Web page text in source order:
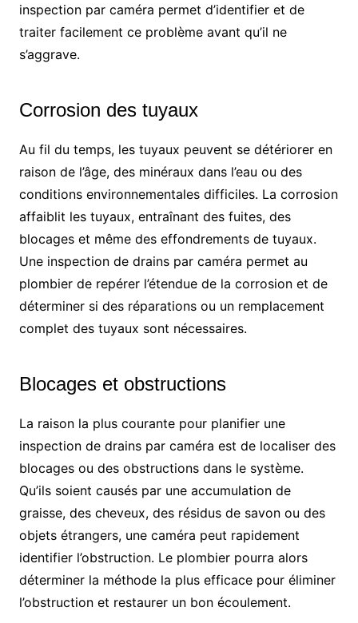
inspection par caméra permet d’identifier et de
traiter facilement ce problème avant qu’il ne
s’aggrave.
Corrosion des tuyaux
Au fil du temps, les tuyaux peuvent se détériorer en
raison de l’âge, des minéraux dans l’eau ou des
conditions environnementales difficiles. La corrosion
affaiblit les tuyaux, entraînant des fuites, des
blocages et même des effondrements de tuyaux.
Une inspection de drains par caméra permet au
plombier de repérer l’étendue de la corrosion et de
déterminer si des réparations ou un remplacement
complet des tuyaux sont nécessaires.
Blocages et obstructions
La raison la plus courante pour planifier une
inspection de drains par caméra est de localiser des
blocages ou des obstructions dans le système.
Qu’ils soient causés par une accumulation de
graisse, des cheveux, des résidus de savon ou des
objets étrangers, une caméra peut rapidement
identifier l’obstruction. Le plombier pourra alors
déterminer la méthode la plus efficace pour éliminer
l’obstruction et restaurer un bon écoulement.